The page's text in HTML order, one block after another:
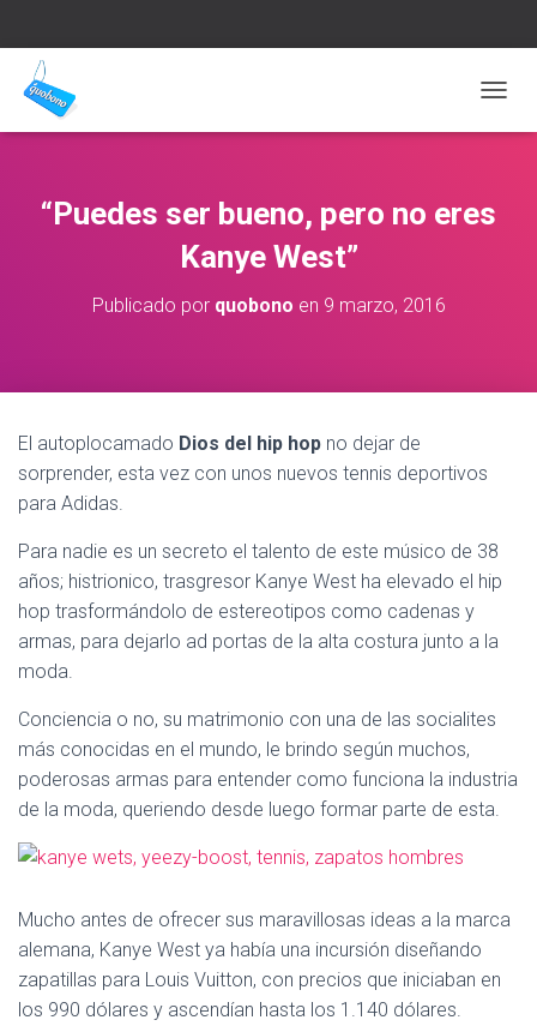
A
A
C
Ó
“Puedes ser bueno, pero no eres
Kanye West”
Publicado por quobono en 9 marzo, 2016
El autoplocamado Dios del hip hop no dejar de
sorprender, esta vez con unos nuevos tennis deportivos
para Adidas.
Para nadie es un secreto el talento de este músico de 38
años; histrionico, trasgresor Kanye West ha elevado el hip
hop trasformándolo de estereotipos como cadenas y
armas, para dejarlo ad portas de la alta costura junto a la
moda.
Conciencia o no, su matrimonio con una de las socialites
más conocidas en el mundo, le brindo según muchos,
poderosas armas para entender como funciona la industria
de la moda, queriendo desde luego formar parte de esta.
Mucho antes de ofrecer sus maravillosas ideas a la marca
alemana, Kanye West ya había una incursión diseñando
zapatillas para Louis Vuitton, con precios que iniciaban en
los 990 dólares y ascendían hasta los 1.140 dólares.